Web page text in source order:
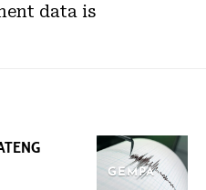
data is
GEMPA